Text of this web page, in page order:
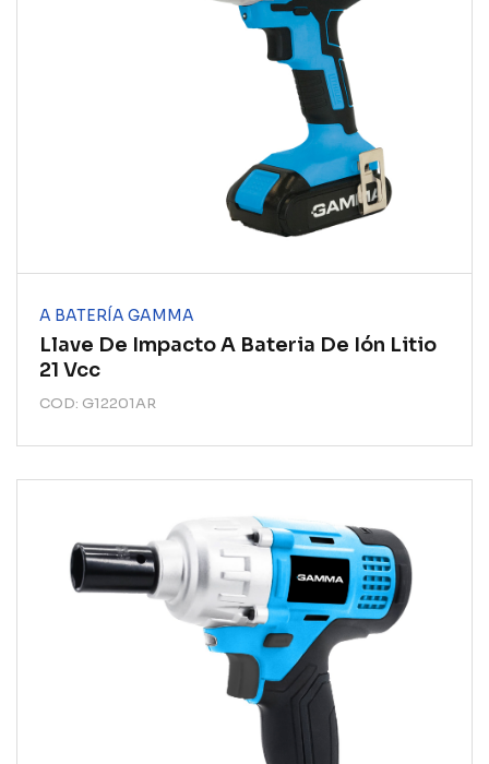
A BATERÍA GAMMA
Llave De Impacto A Bateria De Ión Litio
21 Vcc
COD: G12201AR